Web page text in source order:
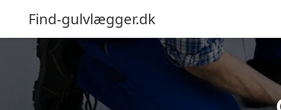
Find-gulvlægger.dk